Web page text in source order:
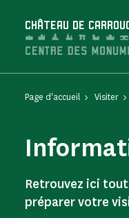
CHÂTEAU DE
Page d'accueil Visiter
Retrouvez ici
préparer votre